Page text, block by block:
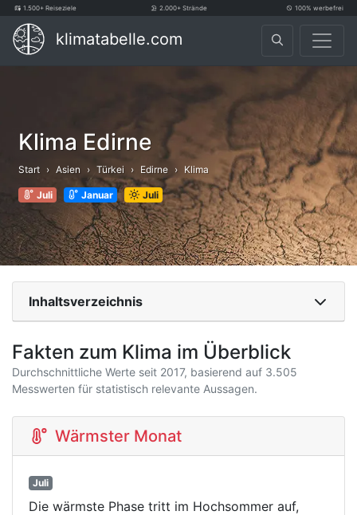
1.500+ Reiseziele 2.000+ Strände 100% werbefrei
klimatabelle.com
Klima Edirne
Start Asien Türkei Edirne Klima
Juli Januar Juli
Inhaltsverzeichnis
Fakten zum Klima im Überblick
Durchschnittliche Werte seit 2017, basierend auf 3.505
Messwerten für statistisch relevante Aussagen.
Wärmster Monat
Juli
Die wärmste Phase tritt im Hochsommer auf,